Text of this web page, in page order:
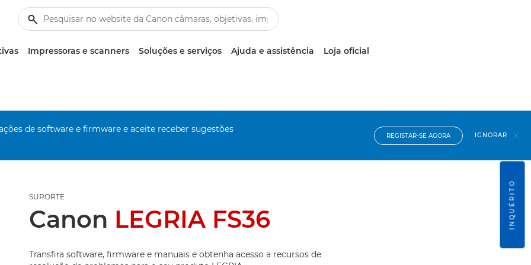
Impressoras e scanners Soluções e serviços Ajuda e assistência Loja oficial
de software e firmware e aceite receber sugestões
REGISTAR-SE AGORA IGNORAR
SUPORTE
Canon LEGRIA FS36
Transfira software, firmware e manuais e obtenha acesso a recursos de
INQUÉRITO